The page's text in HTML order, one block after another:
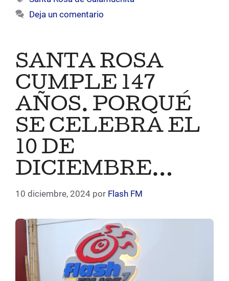
Deja un comentario
SANTA ROSA
CUMPLE 147
AÑOS. PORQUÉ
SE CELEBRA EL
10 DE
DICIEMBRE…
10 diciembre, 2024 por Flash FM